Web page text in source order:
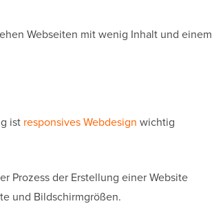
Webseiten mit wenig Inhalt und einem
ist responsives Webdesign wichtig
Prozess der Erstellung einer Website
und Bildschirmgrößen.